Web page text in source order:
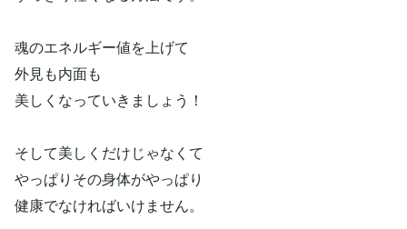
魂のエネルギー値を上げて
外見も内面も
美しくなっていきましょう！
そして美しくだけじゃなくて
やっぱりその身体がやっぱり
健康でなければいけません。